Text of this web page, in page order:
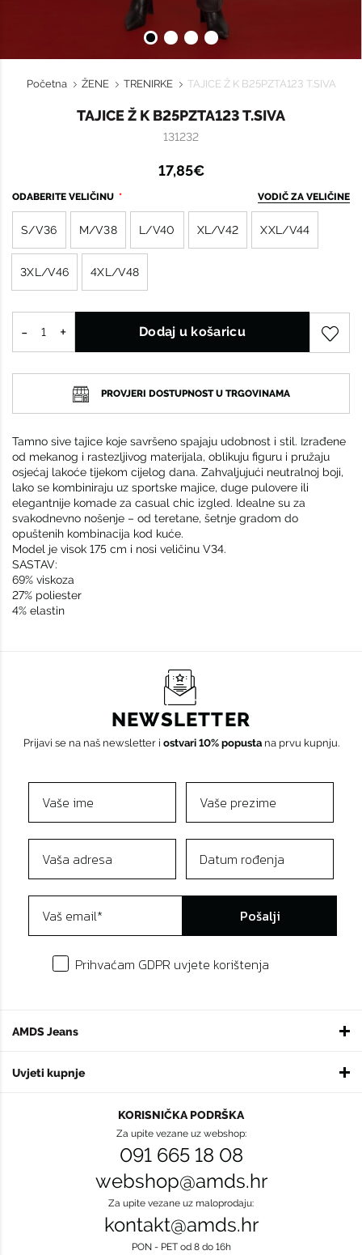
Početna ŽENE TRENIRKE TAJICE Ž K B25PZTA123 T.SIVA
TAJICE Ž K B25PZTA123 T.SIVA
131232
17,85€
ODABERITE VELIČINU VODIČ ZA VELIČINE
S/V36 M/V38 L/V40 XL/V42 XXL/V44
3XL/V46 4XL/V48
Dodaj u košaricu
PROVJERI DOSTUPNOST U TRGOVINAMA
Tamno sive tajice koje savršeno spajaju udobnost i stil. Izrađene
od mekanog i rastezljivog materijala, oblikuju figuru i pružaju
osjećaj lakoće tijekom cijelog dana. Zahvaljujući neutralnoj boji,
lako se kombiniraju uz sportske majice, duge pulovere ili
elegantnije komade za casual chic izgled. Idealne su za
svakodnevno nošenje – od teretane, šetnje gradom do
opuštenih kombinacija kod kuće.
Model je visok 175 cm i nosi veličinu V34.
SASTAV:
69% viskoza
27% poliester
4% elastin
AMDS Jeans
Uvjeti kupnje
NEWSLETTER
Prijavi se na naš newsletter i ostvari 10% popustana prvu kupnju.
Pošalji
Prihvaćam GDPR uvjete korištenja
KORISNIČKA PODRŠKA
Za upite vezane uz webshop:
091 665 18 08
webshop@amds.hr
Za upite vezane uz maloprodaju:
kontakt@amds.hr
PON - PET od 8 do 16h